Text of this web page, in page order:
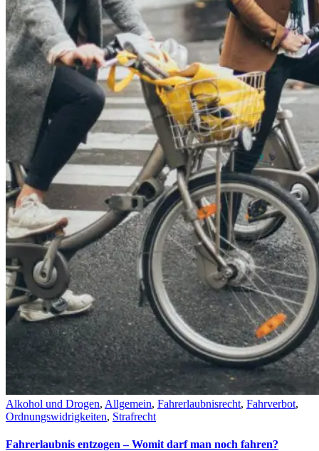
Alkohol und Drogen, Allgemein, Fahrerlaubnisrecht, Fahrverbot,
Ordnungswidrigkeiten, Strafrecht
Fahrerlaubnis entzogen – Womit darf man noch fahren?